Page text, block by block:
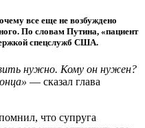
все еще не возбуждено
По словам Путина, «пациент
спецслужб США.
нужно. Кому он нужен?
— сказал глава
что супруга